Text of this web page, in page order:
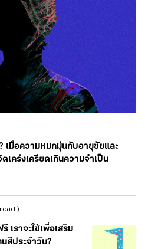
เมื่อความหมกมุ่นกับอายุขัยและ
เคร่งเครียดเกินความจำเป็น
)
เราจะใช้เพื่อเสริม
สีประจำวัน?